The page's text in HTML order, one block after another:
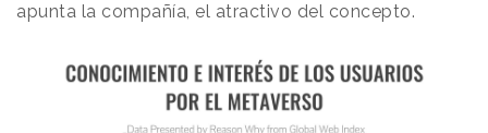
apunta la compañía, el atractivo del concepto.